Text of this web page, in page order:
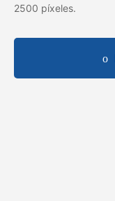
2500 píxeles.